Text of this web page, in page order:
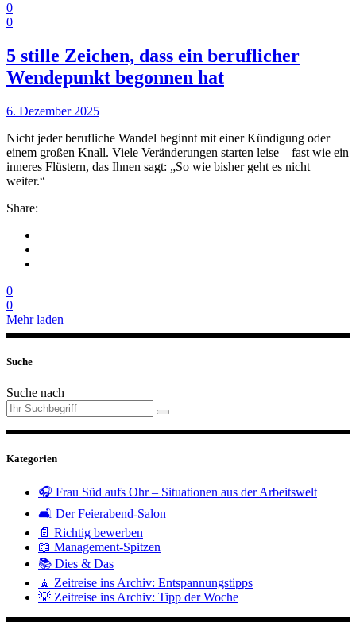
0
0
5 stille Zeichen, dass ein beruflicher
Wendepunkt begonnen hat
6. Dezember 2025
Nicht jeder berufliche Wandel beginnt mit einer Kündigung oder
einem großen Knall. Viele Veränderungen starten leise – fast wie ein
inneres Flüstern, das Ihnen sagt: „So wie bisher geht es nicht
weiter.“
Share:
0
0
Mehr laden
Suche
Suche nach
Kategorien
🎧 Frau Süd aufs Ohr – Situationen aus der Arbeitswelt
🛋️ Der Feierabend-Salon
📄 Richtig bewerben
📖 Management-Spitzen
📚 Dies & Das
🧘 Zeitreise ins Archiv: Entspannungstipps
💡 Zeitreise ins Archiv: Tipp der Woche